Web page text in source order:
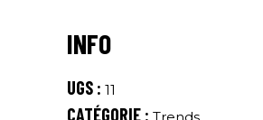
UGS : 11
CATÉGORIE : Trends